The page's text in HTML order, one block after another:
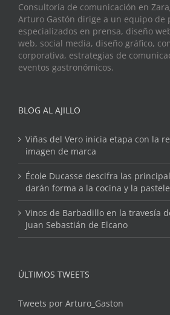
Consultoría de comunicación en
Arturo Gastón dirige a un equipo de
especializados en prensa, diseño
web, social media, diseño gráfico,
corporativa, estrategias de
eventos gastronómicos.
BLOG AL AJILLO
Viñas del Vero inicia etapa con la
imagen de marca
École Ducasse descifra las
darán forma a la cocina y la
Vinos de Barbadillo en la travesía
Juan Sebastián de Elcano
ÚLTIMOS TWEETS
Tweets por Arturo_Gaston